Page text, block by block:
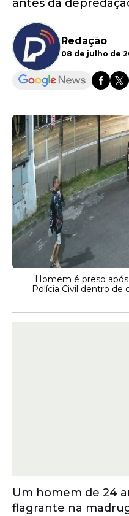
antes da
Redação
08 de julho de
Homem é preso
Polícia Civil dentro de
Um homem de 24
flagrante na